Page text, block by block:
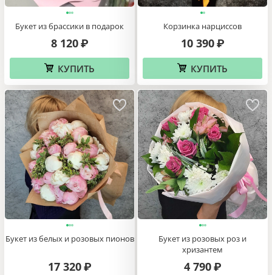
Букет из брассики в подарок
8 120 ₽
КУПИТЬ
Корзинка нарциссов
10 390 ₽
КУПИТЬ
Букет из белых и розовых пионов
17 320 ₽
Букет из розовых роз и
хризантем
4 790 ₽